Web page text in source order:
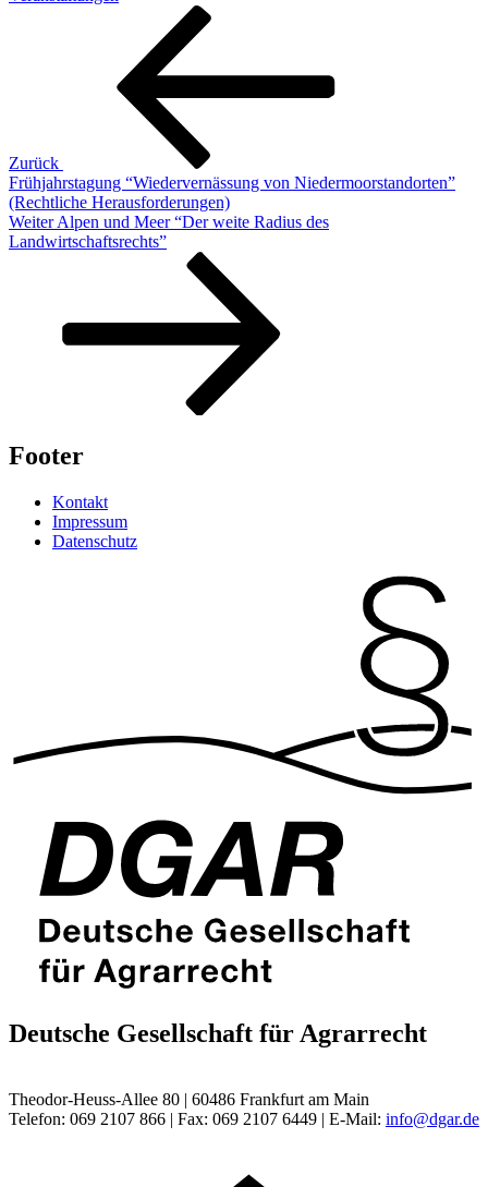
Beitragsnavigation
Zurück
Frühjahrstagung “Wiedervernässung von Niedermoorstandorten”
(Rechtliche Herausforderungen)
Nächster
Beitrag
Weiter Alpen und Meer “Der weite Radius des
Landwirtschaftsrechts”
Footer
Kontakt
Impressum
Datenschutz
Deutsche Gesellschaft für Agrarrecht
Theodor-Heuss-Allee 80 | 60486 Frankfurt am Main
Telefon: 069 2107 866 | Fax: 069 2107 6449 | E-Mail: info@dgar.de